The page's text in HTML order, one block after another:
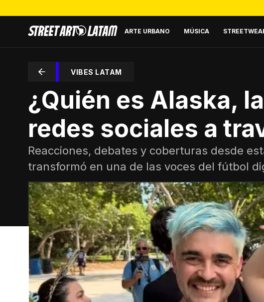
ARTE URBANO MÚSICA
VIBES LATAM
¿Quién es Alaska,
redes sociales a
Reacciones, debates y coberturas desde
transformó en una de las voces del fútbol